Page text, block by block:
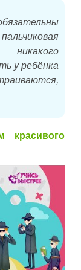
у ребёнка
красивого